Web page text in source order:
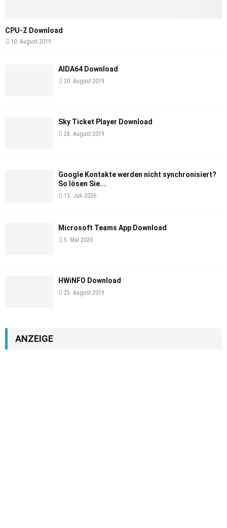
CPU-Z Download
10. August 2019
AIDA64 Download
20. August 2019
Sky Ticket Player Download
28. August 2019
Google Kontakte werden nicht synchronisiert?
So lösen Sie...
13. Juli 2026
Microsoft Teams App Download
5. Mai 2020
HWiNFO Download
25. August 2019
ANZEIGE